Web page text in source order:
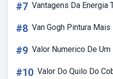
#7 Vantagens Da Energia
#8 Van Gogh Pintura Mais
#9 Valor Numerico De
#10 Valor Do Quilo Do